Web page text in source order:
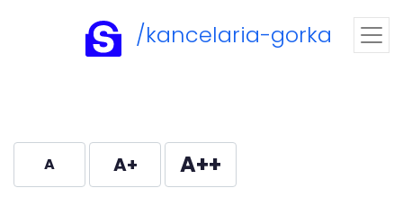
/kancelaria-gorka
A A+ A++